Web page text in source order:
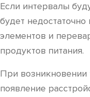
Если интервалы
будет
элементов и
продуктов питания.
При возникновении
появление